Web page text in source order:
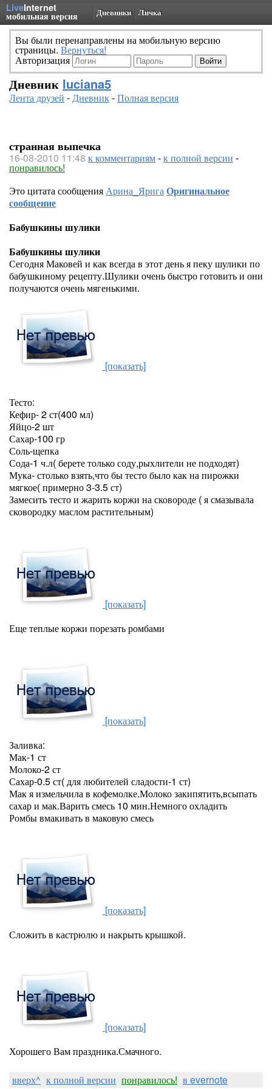
LiveInternet
мобильная версия Дневники Личка
Вы были перенаправлены на мобильную версию
страницы. Вернуться!
Авторизация
Дневник luciana5
Лента друзей -Дневник-Полная версия
странная выпечка
16-08-2010 11:48 к комментариям-к полной версии -
понравилось!
Это цитата сообщенияАрина_ЯригаОригинальное
сообщение
Бабушкины шулики
Бабушкины шулики
Сегодня Маковей и как всегда в этот день я пеку шулики по
бабушкиному рецепту.Шулики очень быстро готовить и они
получаются очень мягенькими.
[показать]
Тесто:
Кефир- 2 ст(400 мл)
Яйцо-2 шт
Сахар-100 гр
Соль-щепка
Сода-1 ч.л( берете только соду,рыхлители не подходят)
Мука- столько взять,что бы тесто было как на пирожки
мягкое( примерно 3-3.5 ст)
Замесить тесто и жарить коржи на сковороде ( я смазывала
сковородку маслом растительным)
[показать]
Еще теплые коржи порезать ромбами
[показать]
Заливка:
Мак-1 ст
Молоко-2 ст
Сахар-0.5 ст( для любителей сладости-1 ст)
Мак я измельчила в кофемолке.Молоко закипятить,всыпать
сахар и мак.Варить смесь 10 мин.Немного охладить
Ромбы вмакивать в маковую смесь
[показать]
Сложить в кастрюлю и накрыть крышкой.
[показать]
Хорошего Вам праздника.Смачного.
вверх^ к полной версии понравилось! в evernote